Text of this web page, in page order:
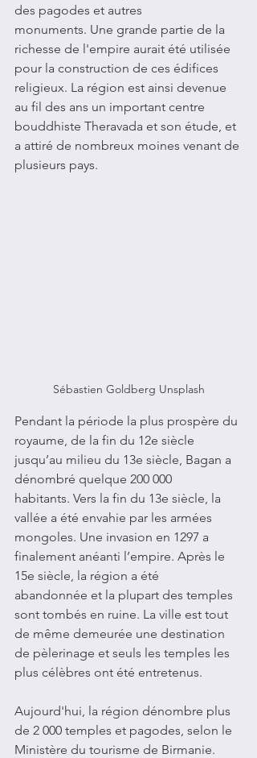
des pagodes et autres
monuments. Une grande partie de la
richesse de l'empire aurait été utilisée
pour la construction de ces édifices
religieux. La région est ainsi devenue
au fil des ans un important centre
bouddhiste Theravada et son étude, et
a attiré de nombreux moines venant de
plusieurs pays.
Sébastien Goldberg Unsplash
Pendant la période la plus prospère du
royaume, de la fin du 12e siècle
jusqu’au milieu du 13e siècle, Bagan a
dénombré quelque 200 000
habitants. Vers la fin du 13e siècle, la
vallée a été envahie par les armées
mongoles. Une invasion en 1297 a
finalement anéanti l’empire. Après le
15e siècle, la région a été
abandonnée et la plupart des temples
sont tombés en ruine. La ville est tout
de même demeurée une destination
de pèlerinage et seuls les temples les
plus célèbres ont été entretenus.
Aujourd'hui, la région dénombre plus
de 2 000 temples et pagodes, selon le
Ministère du tourisme de Birmanie.